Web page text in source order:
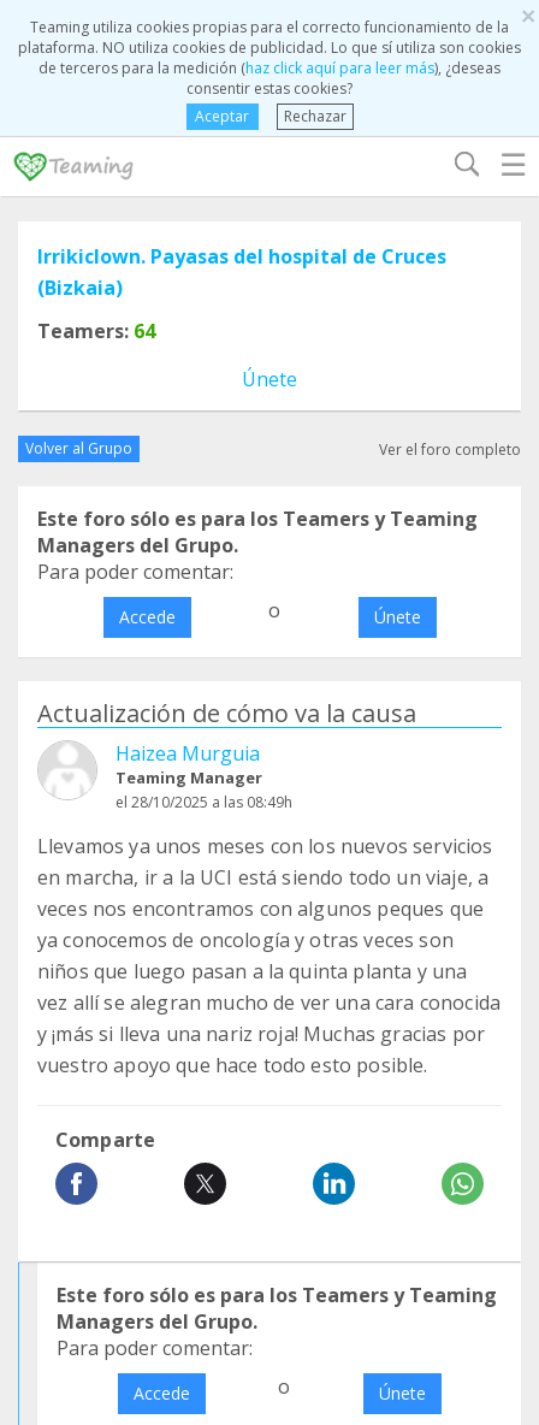
×
Teaming utiliza cookies propias para el correcto funcionamiento de la
plataforma. NO utiliza cookies de publicidad. Lo que sí utiliza son cookies
de terceros para la medición (haz click aquí para leer más), ¿deseas
consentir estas cookies?
Aceptar
Rechazar
☰
Irrikiclown. Payasas del hospital de Cruces
(Bizkaia)
Teamers: 64
Únete
Volver al Grupo Ver el foro completo
Este foro sólo es para los Teamers y Teaming
Managers del Grupo.
Para poder comentar:
Accede o Únete
Actualización de cómo va la causa
Haizea Murguia
Teaming Manager
el 28/10/2025 a las 08:49h
Llevamos ya unos meses con los nuevos servicios
en marcha, ir a la UCI está siendo todo un viaje, a
veces nos encontramos con algunos peques que
ya conocemos de oncología y otras veces son
niños que luego pasan a la quinta planta y una
vez allí se alegran mucho de ver una cara conocida
y ¡más si lleva una nariz roja! Muchas gracias por
vuestro apoyo que hace todo esto posible.
Comparte
Este foro sólo es para los Teamers y Teaming
Managers del Grupo.
Para poder comentar:
Accede o Únete